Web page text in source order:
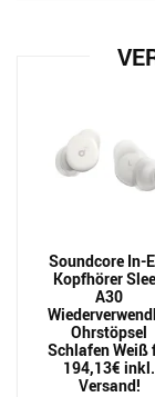
Soundcore In-
Kopfhörer
A30
Ohrstöpsel
Schlafen Weiß
194,13€ inkl.
Versand!